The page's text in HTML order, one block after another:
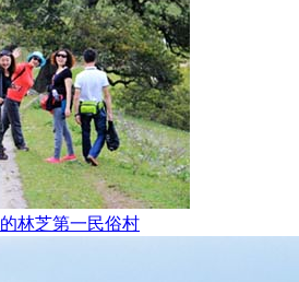
林芝第一民俗村